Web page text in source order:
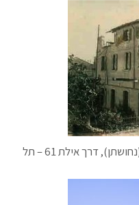
מתחם בית החרושת של האחים וגנר(נחושתן), דרך אילת 61 – תל